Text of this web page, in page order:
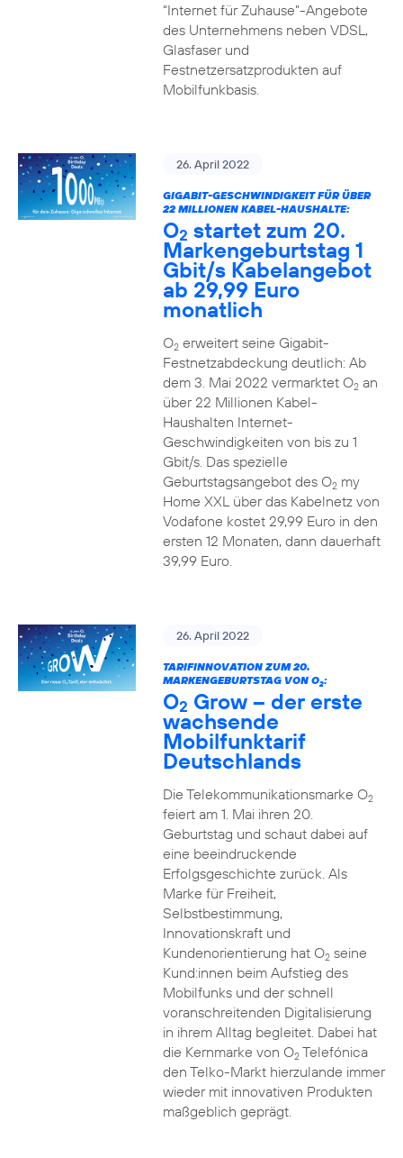
“Internet für Zuhause”-Angebote
des Unternehmens neben VDSL,
Glasfaser und
Festnetzersatzprodukten auf
Mobilfunkbasis.
26. April 2022
GIGABIT-GESCHWINDIGKEIT FÜR ÜBER
22 MILLIONEN KABEL-HAUSHALTE:
O2 startet zum 20.
Markengeburtstag 1
Gbit/s Kabelangebot
ab 29,99 Euro
monatlich
O2erweitert seine Gigabit-
Festnetzabdeckung deutlich: Ab
dem 3. Mai 2022 vermarktet O2an
über 22 Millionen Kabel-
Haushalten Internet-
Geschwindigkeiten von bis zu 1
Gbit/s. Das spezielle
Geburtstagsangebot des O2my
Home XXL über das Kabelnetz von
Vodafone kostet 29,99 Euro in den
ersten 12 Monaten, dann dauerhaft
39,99 Euro.
26. April 2022
TARIFINNOVATION ZUM 20.
MARKENGEBURTSTAG VON O2:
O2 Grow – der erste
wachsende
Mobilfunktarif
Deutschlands
Die Telekommunikationsmarke O2
feiert am 1. Mai ihren 20.
Geburtstag und schaut dabei auf
eine beeindruckende
Erfolgsgeschichte zurück. Als
Marke für Freiheit,
Selbstbestimmung,
Innovationskraft und
Kundenorientierung hat O2seine
Kund:innen beim Aufstieg des
Mobilfunks und der schnell
voranschreitenden Digitalisierung
in ihrem Alltag begleitet. Dabei hat
die Kernmarke von O2Telefónica
den Telko-Markt hierzulande immer
wieder mit innovativen Produkten
maßgeblich geprägt.